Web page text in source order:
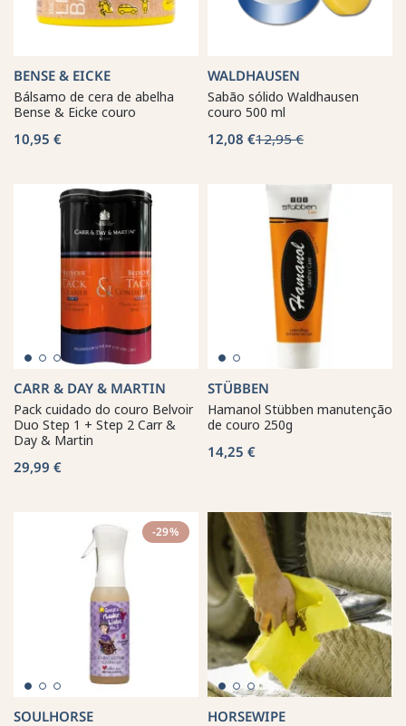
BENSE & EICKE
Bálsamo de cera de abelha
Bense & Eicke couro
10,95 €
WALDHAUSEN
Sabão sólido Waldhausen
couro 500 ml
12,08 €12,95 €
CARR & DAY & MARTIN
Pack cuidado do couro Belvoir
Duo Step 1 + Step 2 Carr &
Day & Martin
29,99 €
STÜBBEN
Hamanol Stübben manutenção
de couro 250g
14,25 €
-29%
SOULHORSE HORSEWIPE